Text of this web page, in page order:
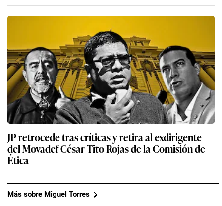
JP retrocede tras críticas y retira al exdirigente
del Movadef César Tito Rojas de la Comisión de
Ética
Más sobre Miguel Torres